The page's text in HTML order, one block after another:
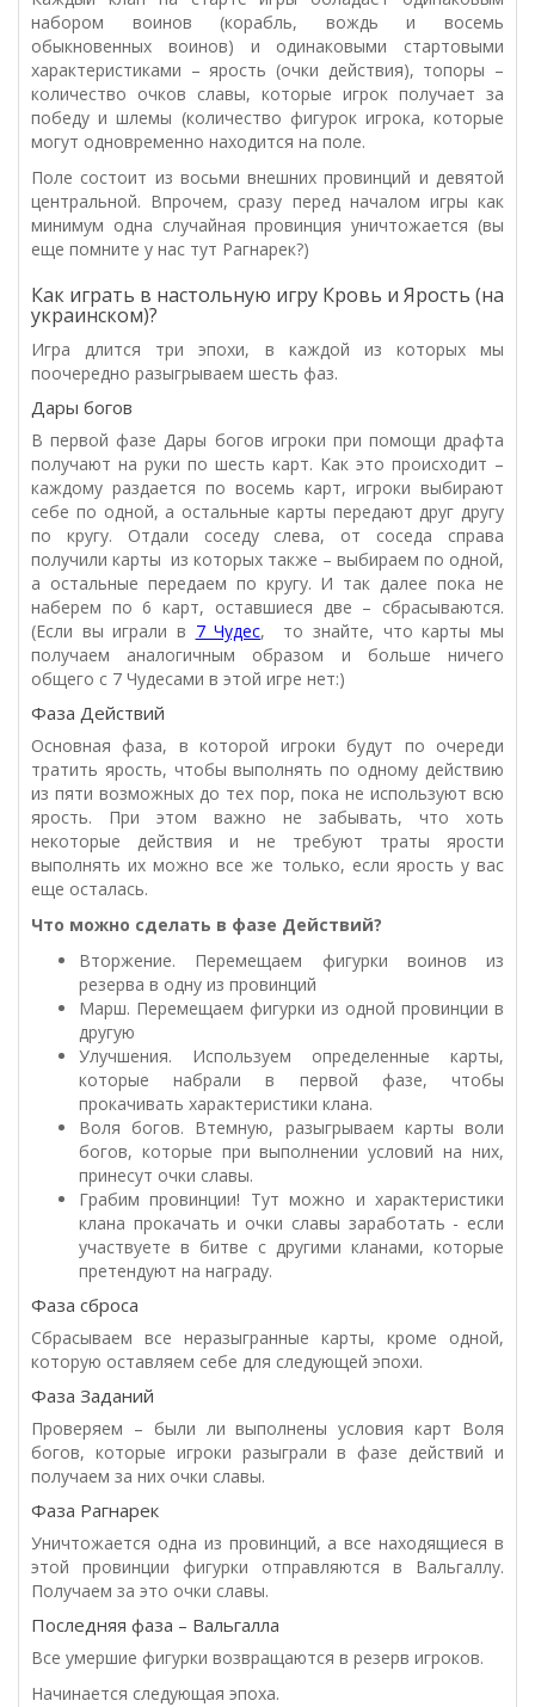
набором воинов (корабль, вождь и восемь
обыкновенных воинов) и одинаковыми стартовыми
характеристиками – ярость (очки действия), топоры –
количество очков славы, которые игрок получает за
победу и шлемы (количество фигурок игрока, которые
могут одновременно находится на поле.
Поле состоит из восьми внешних провинций и девятой
центральной. Впрочем, сразу перед началом игры как
минимум одна случайная провинция уничтожается (вы
еще помните у нас тут Рагнарек?)
Как играть в настольную игру Кровь и Ярость (на
украинском)?
Игра длится три эпохи, в каждой из которых мы
поочередно разыгрываем шесть фаз.
Дары богов
В первой фазе Дары богов игроки при помощи драфта
получают на руки по шесть карт. Как это происходит –
каждому раздается по восемь карт, игроки выбирают
себе по одной, а остальные карты передают друг другу
по кругу. Отдали соседу слева, от соседа справа
получили карты из которых также – выбираем по одной,
а остальные передаем по кругу. И так далее пока не
наберем по 6 карт, оставшиеся две – сбрасываются.
(Если вы играли в 7 Чудес, то знайте, что карты мы
получаем аналогичным образом и больше ничего
общего с 7 Чудесами в этой игре нет:)
Фаза Действий
Основная фаза, в которой игроки будут по очереди
тратить ярость, чтобы выполнять по одному действию
из пяти возможных до тех пор, пока не используют всю
ярость. При этом важно не забывать, что хоть
некоторые действия и не требуют траты ярости
выполнять их можно все же только, если ярость у вас
еще осталась.
Что можно сделать в фазе Действий?
Вторжение. Перемещаем фигурки воинов из
резерва в одну из провинций
Марш. Перемещаем фигурки из одной провинции в
другую
Улучшения. Используем определенные карты,
которые набрали в первой фазе, чтобы
прокачивать характеристики клана.
Воля богов. Втемную, разыгрываем карты воли
богов, которые при выполнении условий на них,
принесут очки славы.
Грабим провинции! Тут можно и характеристики
клана прокачать и очки славы заработать - если
участвуете в битве с другими кланами, которые
претендуют на награду.
Фаза сброса
Сбрасываем все неразыгранные карты, кроме одной,
которую оставляем себе для следующей эпохи.
Фаза Заданий
Проверяем – были ли выполнены условия карт Воля
богов, которые игроки разыграли в фазе действий и
получаем за них очки славы.
Фаза Рагнарек
Уничтожается одна из провинций, а все находящиеся в
этой провинции фигурки отправляются в Вальгаллу.
Получаем за это очки славы.
Последняя фаза – Вальгалла
Все умершие фигурки возвращаются в резерв игроков.
Начинается следующая эпоха.